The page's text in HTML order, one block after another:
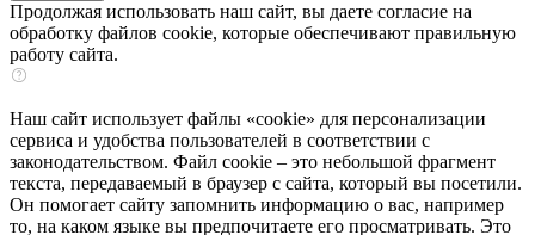
Продолжая использовать наш сайт, вы даете согласие на
обработку файлов cookie, которые обеспечивают правильную
работу сайта.
Наш сайт использует файлы «cookie» для персонализации
сервиса и удобства пользователей в соответствии с
законодательством. Файл cookie – это небольшой фрагмент
текста, передаваемый в браузер с сайта, который вы посетили.
Он помогает сайту запомнить информацию о вас, например
то, на каком языке вы предпочитаете его просматривать. Это